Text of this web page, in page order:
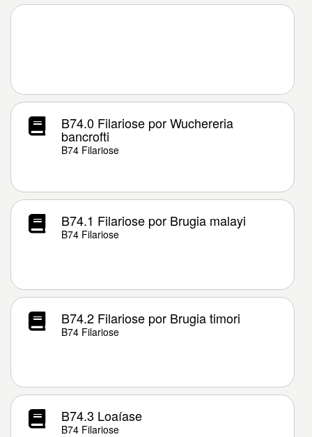
B74.0 Filariose por Wuchereria
bancrofti
B74 Filariose
B74.1 Filariose por Brugia malayi
B74 Filariose
B74.2 Filariose por Brugia timori
B74 Filariose
B74.3 Loaíase
B74 Filariose